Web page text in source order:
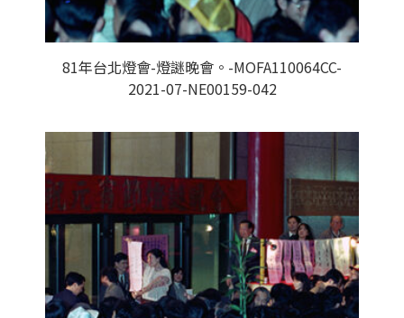
81年台北燈會-燈謎晚會。-MOFA110064CC-
2021-07-NE00159-042